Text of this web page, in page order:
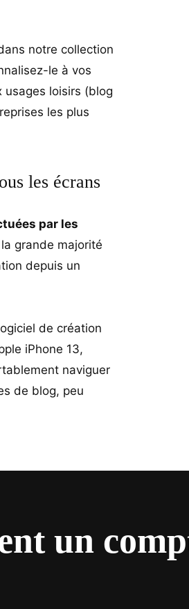
notre collection
le à vos
usages loisirs (blog
les plus
les écrans
par les
grande majorité
depuis un
de création
iPhone 13,
naviguer
de blog, peu
un